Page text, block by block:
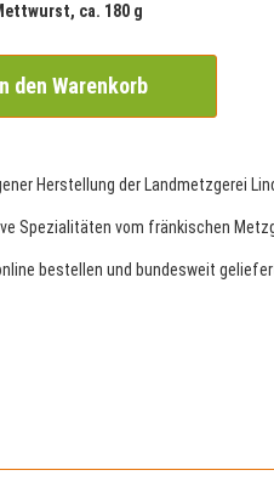
ca. 180 g
den Warenkorb
Herstellung der Landmetzgerei
Spezialitäten vom fränkischen
bestellen und bundesweit